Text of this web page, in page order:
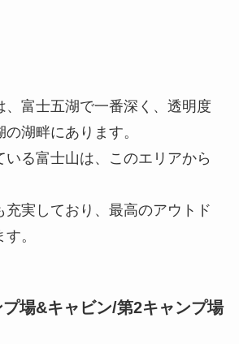
、富士五湖で一番深く、透明度
湖畔にあります。
いる富士山は、このエリアから
充実しており、最高のアウトド
。
場&キャビン/第2キャンプ場